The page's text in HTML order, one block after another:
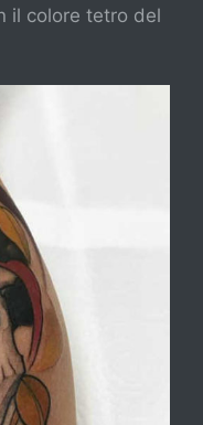
il colore tetro del